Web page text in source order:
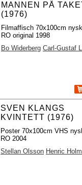
MANNEN PÅ
(1976)
Filmaffisch 70x100cm
RO original 1998
Bo Widerberg Carl-Gustaf
SVEN KLANGS
KVINTETT (1976)
Poster 70x100cm VHS
RO 2004
Stellan Olsson Henric